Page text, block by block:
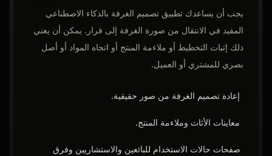
يجب أن يساعدك تطبيق تصميم الغرفة بالذكاء الاصطناعي
المفيد في الانتقال من صورة الغرفة إلى قرار. يمكن أن يعني
ذلك إثبات التخطيط أو ملاءمة المنتج أو اتجاه المواد أو أصل
بصري للمشتري أو العميل.
إعادة تصميم الغرفة من صور حقيقية.
معاينات الأثاث وملاءمة المنتج.
صفحات حالات الاستخدام للبائعين والاستشاريين وفرق